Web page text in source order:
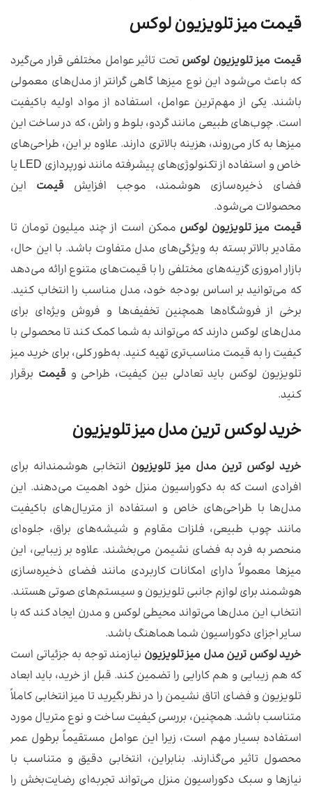
قیمت میز تلویزیون لوکس
قیمت میز تلویزیون لوکس تحت تاثیر عوامل مختلفی قرار می‌گیرد
که باعث می‌شود این نوع میزها گاهی گرانتر از مدل‌های معمولی
باشند. یکی از مهم‌ترین عوامل، استفاده از مواد اولیه باکیفیت
است. چوب‌های طبیعی مانند گردو، بلوط و راش، که در ساخت این
میزها به کار می‌روند، هزینه بالاتری دارند. علاوه بر این، طراحی‌های
خاص و استفاده از تکنولوژی‌های پیشرفته مانند نورپردازی LED یا
فضای ذخیره‌سازی هوشمند، موجب افزایشقیمت این
محصولات می‌شود.
قیمت میز تلویزیون لوکس ممکن است از چند میلیون تومان تا
مقادیر بالاتر بسته به ویژگی‌های مدل متفاوت باشد. با این حال،
بازار امروزی گزینه‌های مختلفی را با قیمت‌های متنوع ارائه می‌دهد
که می‌توانید بر اساس بودجه خود، مدل مناسب را انتخاب کنید.
برخی از فروشگاه‌ها همچنین تخفیف‌ها و فروش ویژه‌ای برای
مدل‌های لوکس دارند که می‌تواند به شما کمک کند تا محصولی با
کیفیت را به قیمت مناسب‌تری تهیه کنید. به‌طور کلی، برای خرید میز
تلویزیون لوکس باید تعادلی بین کیفیت، طراحی وقیمت برقرار
کنید.
خرید لوکس ترین مدل میز تلویزیون
خرید لوکس ترین مدل میز تلویزیون انتخابی هوشمندانه برای
افرادی است که به دکوراسیون منزل خود اهمیت می‌دهند. این
مدل‌ها با طراحی‌های خاص و استفاده از متریال‌های باکیفیت
مانند چوب طبیعی، فلزات مقاوم و شیشه‌های براق، جلوه‌ای
منحصر به فرد به فضای نشیمن می‌بخشند. علاوه بر زیبایی، این
میزها معمولاً دارای امکانات کاربردی مانند فضای ذخیره‌سازی
هوشمند برای لوازم جانبی تلویزیون و سیستم‌های صوتی هستند.
انتخاب این مدل‌ها می‌تواند محیطی لوکس و مدرن ایجاد کند که با
سایر اجزای دکوراسیون شما هماهنگ باشد.
خرید لوکس ترین مدل میز تلویزیون نیازمند توجه به جزئیاتی است
که هم زیبایی و هم کارایی را تضمین کند. قبل از خرید، باید ابعاد
تلویزیون و فضای اتاق نشیمن را در نظر بگیرید تا میز انتخابی کاملاً
متناسب باشد. همچنین، بررسی کیفیت ساخت و نوع متریال مورد
استفاده بسیار مهم است، زیرا این عوامل مستقیماً برطول عمر
محصول تاثیر می‌گذارند. بنابراین، انتخابی دقیق و متناسب با
نیازها و سبک دکوراسیون منزل می‌تواند تجربه‌ای رضایت‌بخش را